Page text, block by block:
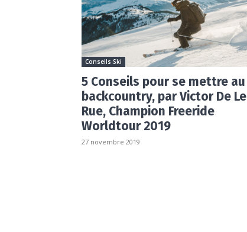
Conseils Ski
5 Conseils pour se mettre au
backcountry, par Victor De Le
Rue, Champion Freeride
Worldtour 2019
27 novembre 2019